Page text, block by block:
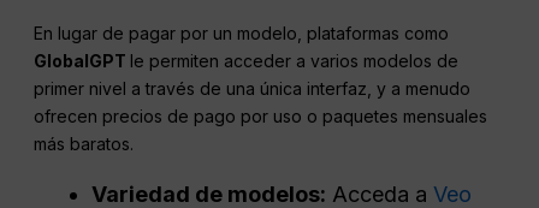
En lugar de pagar por un modelo, plataformas como
GlobalGPT le permiten acceder a varios modelos de
primer nivel a través de una única interfaz, y a menudo
ofrecen precios de pago por uso o paquetes mensuales
más baratos.
Variedad de modelos: Acceda aVeo